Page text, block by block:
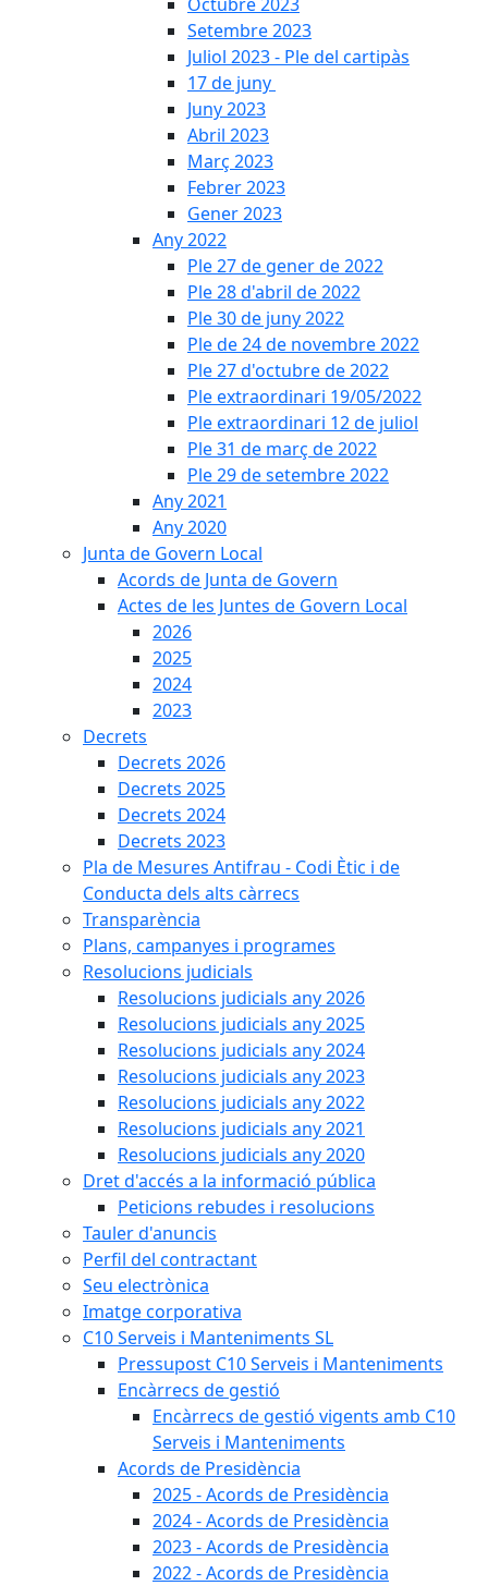
Setembre 2023
Juliol 2023 - Ple del cartipàs
17 de juny
Juny 2023
Abril 2023
Març 2023
Febrer 2023
Gener 2023
Any 2022
Ple 27 de gener de 2022
Ple 28 d'abril de 2022
Ple 30 de juny 2022
Ple de 24 de novembre 2022
Ple 27 d'octubre de 2022
Ple extraordinari 19/05/2022
Ple extraordinari 12 de juliol
Ple 31 de març de 2022
Ple 29 de setembre 2022
Any 2021
Any 2020
Junta de Govern Local
Acords de Junta de Govern
Actes de les Juntes de Govern Local
2026
2025
2024
2023
Decrets
Decrets 2026
Decrets 2025
Decrets 2024
Decrets 2023
Pla de Mesures Antifrau - Codi Ètic i de
Conducta dels alts càrrecs
Transparència
Plans, campanyes i programes
Resolucions judicials
Resolucions judicials any 2026
Resolucions judicials any 2025
Resolucions judicials any 2024
Resolucions judicials any 2023
Resolucions judicials any 2022
Resolucions judicials any 2021
Resolucions judicials any 2020
Dret d'accés a la informació pública
Peticions rebudes i resolucions
Tauler d'anuncis
Perfil del contractant
Seu electrònica
Imatge corporativa
C10 Serveis i Manteniments SL
Pressupost C10 Serveis i Manteniments
Encàrrecs de gestió
Encàrrecs de gestió vigents amb C10
Serveis i Manteniments
Acords de Presidència
2025 - Acords de Presidència
2024 - Acords de Presidència
2023 - Acords de Presidència
2022 - Acords de Presidència